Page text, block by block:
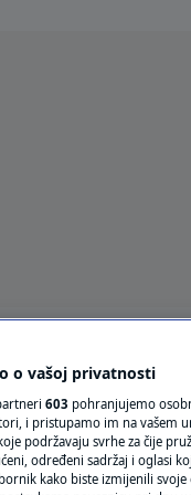
VRIJEME
N1
o vašoj privatnosti
603 pohranjujemo
i pristupamo im na vašem
podržavaju svrhe za čije
određeni sadržaj i oglasi
kako biste izmijenili